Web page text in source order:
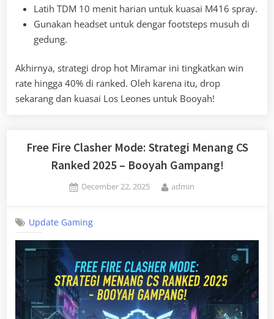
Latih TDM 10 menit harian untuk kuasai M416 spray.
Gunakan headset untuk dengar footsteps musuh di
gedung.
Akhirnya, strategi drop hot Miramar ini tingkatkan win
rate hingga 40% di ranked. Oleh karena itu, drop
sekarang dan kuasai Los Leones untuk Booyah!
Free Fire Clasher Mode: Strategi Menang CS
Ranked 2025 – Booyah Gampang!
Posted
December 22, 2025 By
admin
Update Gaming